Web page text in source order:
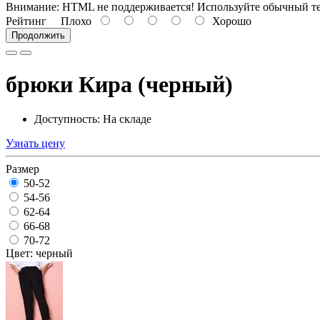
Внимание: HTML не поддерживается! Используйте обычный
Рейтинг Плохо Хорошо
Продолжить
брюки Кира (черный)
Доступность: На складе
Узнать цену
Размер
50-52
54-56
62-64
66-68
70-72
Цвет: черный